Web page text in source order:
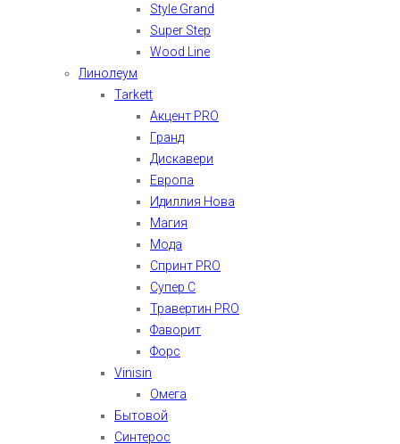
Style Grand
Super Step
Wood Line
Линолеум
Tarkett
Акцент PRO
Гранд
Дискавери
Европа
Идиллия Нова
Магия
Мода
Спринт PRO
Супер С
Травертин PRO
Фаворит
Форс
Vinisin
Омега
Бытовой
Синтерос